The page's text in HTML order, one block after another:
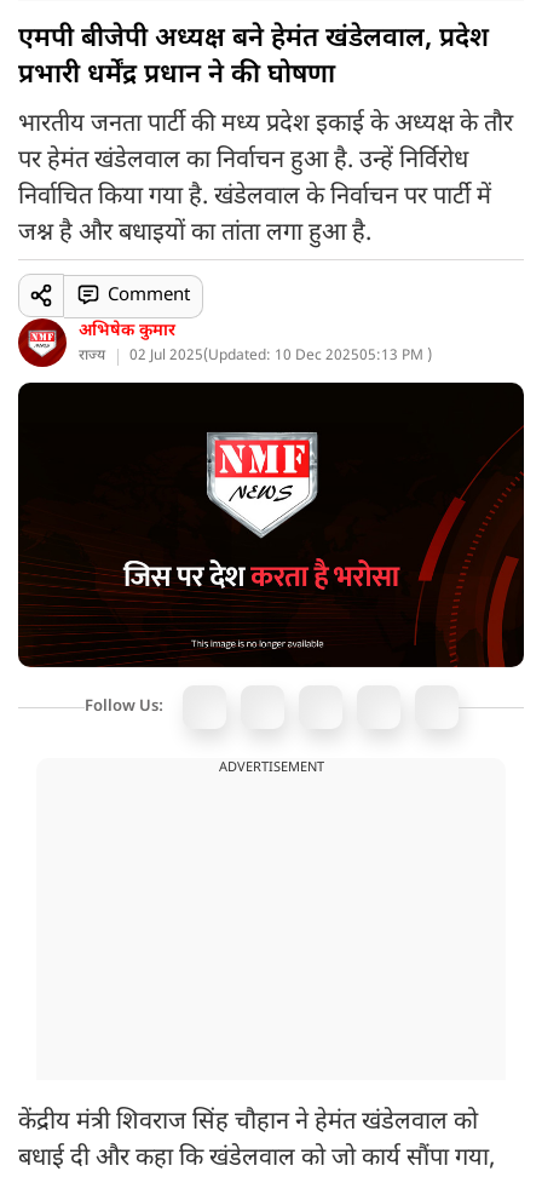
एमपी बीजेपी अध्यक्ष बने हेमंत खंडेलवाल, प्रदेश
प्रभारी धर्मेंद्र प्रधान ने की घोषणा
भारतीय जनता पार्टी की मध्य प्रदेश इकाई के अध्यक्ष के तौर
पर हेमंत खंडेलवाल का निर्वाचन हुआ है. उन्हें निर्विरोध
निर्वाचित किया गया है. खंडेलवाल के निर्वाचन पर पार्टी में
जश्न है और बधाइयों का तांता लगा हुआ है.
अभिषेक कुमार
राज्य 02 Jul 2025(Updated: 10 Dec 202505:13 PM )
Comment
Follow Us:
ADVERTISEMENT
केंद्रीय मंत्री शिवराज सिंह चौहान ने हेमंत खंडेलवाल को
बधाई दी और कहा कि खंडेलवाल को जो कार्य सौंपा गया,